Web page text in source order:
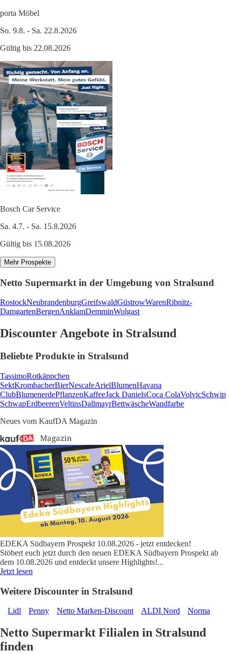
porta Möbel
So. 9.8. - Sa. 22.8.2026
Gültig bis 22.08.2026
Bosch Car Service
Sa. 4.7. - Sa. 15.8.2026
Gültig bis 15.08.2026
Mehr Prospekte
Netto Supermarkt in der Umgebung von Stralsund
RostockNeubrandenburgGreifswaldGüstrowWarenRibnitz-
DamgartenBergenAnklamDemminWolgast
Discounter Angebote in Stralsund
Beliebte Produkte in Stralsund
TassimoRotkäppchen
SektKrombacherBierNescafeArielBlumenHavana
ClubBlumenerdePflanzenKaffeeJack DanielsCoca ColaVolvicSchwip
SchwapErdbeerenVeltinsDallmayrBettwäscheWandfarbe
Neues vom KaufDA Magazin
EDEKA Südbayern Prospekt 10.08.2026 - jetzt entdecken!
Stöbert euch jetzt durch den neuen EDEKA Südbayern Prospekt ab
dem 10.08.2026 und entdeckt unsere Highlights!...
Jetzt lesen
Weitere Discounter in Stralsund
Lidl Penny Netto Marken-Discount ALDI Nord Norma
Netto Supermarkt Filialen in Stralsund
finden